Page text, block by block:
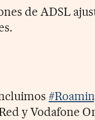
de ADSL
y Vodafone